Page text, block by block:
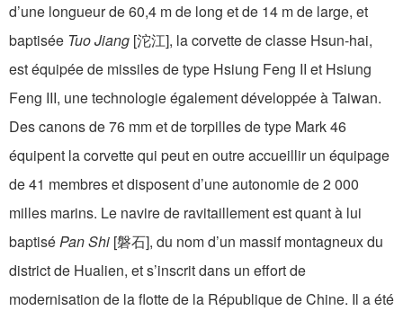
d’une longueur de 60,4 m de long et de 14 m de large, et
baptisée Tuo Jiang [沱江], la corvette de classe Hsun-hai,
est équipée de missiles de type Hsiung Feng II et Hsiung
Feng III, une technologie également développée à Taiwan.
Des canons de 76 mm et de torpilles de type Mark 46
équipent la corvette qui peut en outre accueillir un équipage
de 41 membres et disposent d’une autonomie de 2 000
milles marins. Le navire de ravitaillement est quant à lui
baptiséPan Shi [磐石], du nom d’un massif montagneux du
district de Hualien, et s’inscrit dans un effort de
modernisation de la flotte de la République de Chine. Il a été